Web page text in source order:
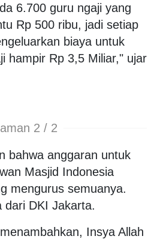
6.700 guru ngaji yang
Rp 500 ribu, jadi setiap
biaya untuk
hampir Rp 3,5 Miliar," ujar
2 / 2
bahwa anggaran untuk
Masjid Indonesia
mengurus semuanya.
dari DKI Jakarta.
Insya Allah